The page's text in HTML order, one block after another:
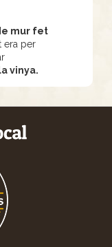
mur fet
era per
vinya.